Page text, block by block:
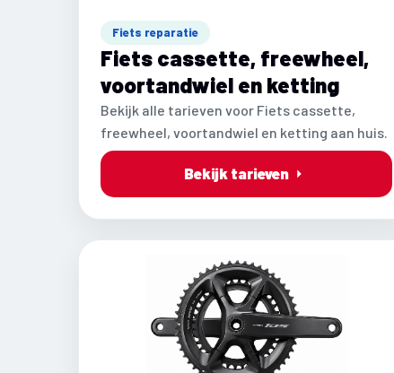
Fiets reparatie
Fiets cassette, freewheel,
voortandwiel en ketting
Bekijk alle tarieven voor Fiets cassette,
freewheel, voortandwiel en ketting aan huis.
Bekijk tarieven